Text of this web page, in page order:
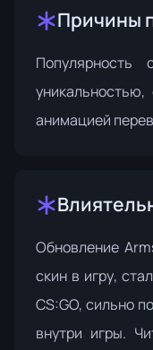
Причины
Популярность
анимацией
Обновление
скин в игру,
CS:GO, сильно
внутри игры.